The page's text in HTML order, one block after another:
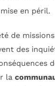
en péril.
de
des
la